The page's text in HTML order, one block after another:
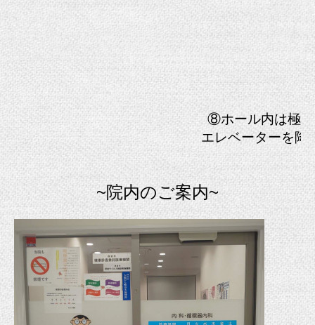
⑧ホール内は極め
エレベーターを降
~院内のご案内~